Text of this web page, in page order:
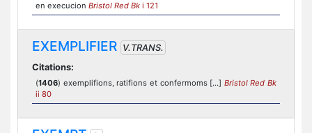
en execucion Bristol Red Bk i 121
EXEMPLIFIER V.TRANS.
Citations:
(1406) exemplifions, ratifions et confermoms [...] Bristol Red Bk
ii 80